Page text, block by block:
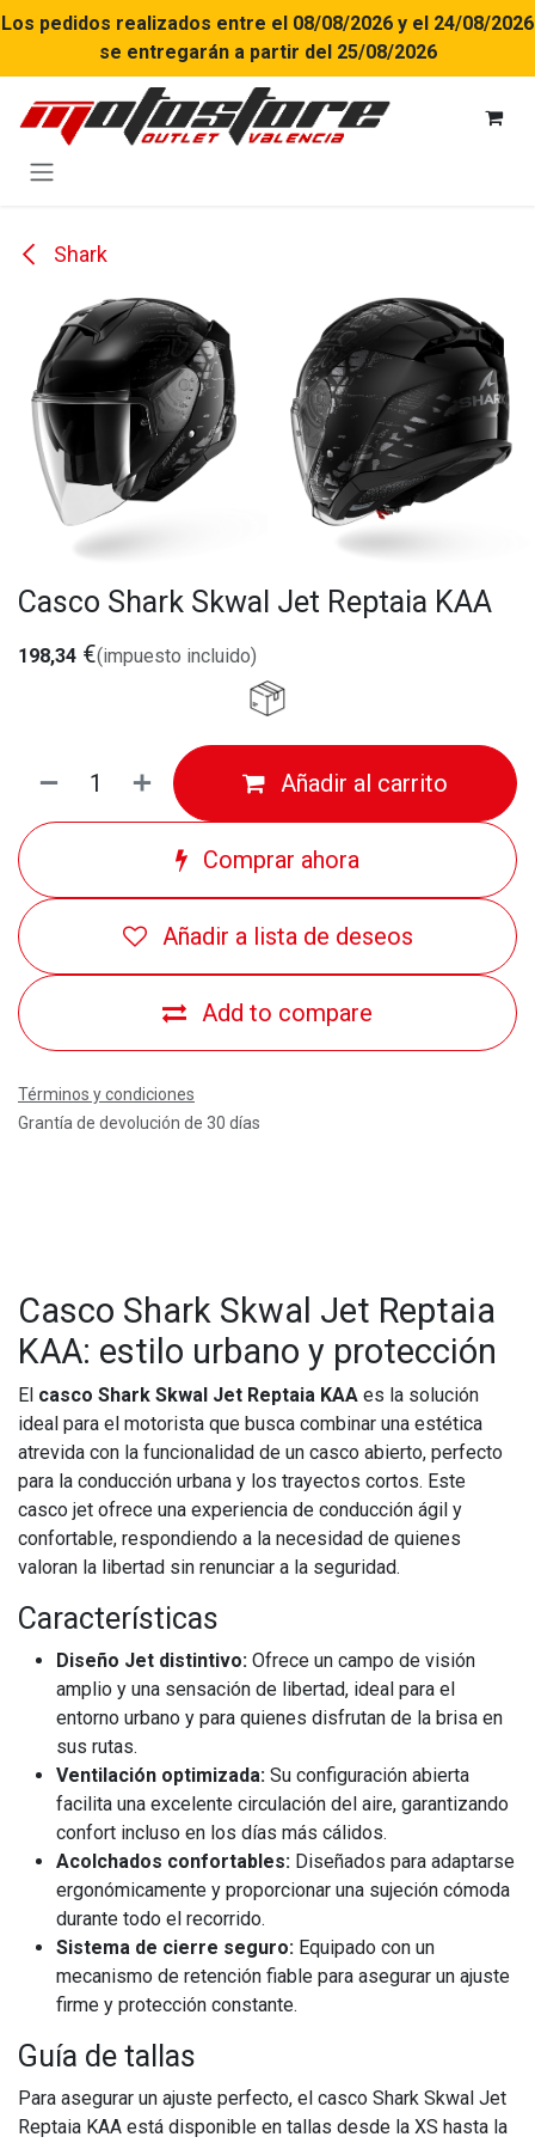
Ir al contenido
Los pedidos realizados entre el 08/08/2026 y el 24/08/2026
se entregarán a partir del 25/08/2026
Shark
Casco Shark Skwal Jet Reptaia KAA
198,34 €(impuesto incluido)
Añadir al carrito
Comprar ahora
Add to compare
Añadir a lista de deseos
Términos y condiciones
Grantía de devolución de 30 días
Casco Shark Skwal Jet Reptaia
KAA: estilo urbano y protección
El casco Shark Skwal Jet Reptaia KAA es la solución
ideal para el motorista que busca combinar una estética
atrevida con la funcionalidad de un casco abierto, perfecto
para la conducción urbana y los trayectos cortos. Este
casco jet ofrece una experiencia de conducción ágil y
confortable, respondiendo a la necesidad de quienes
valoran la libertad sin renunciar a la seguridad.
Características
Diseño Jet distintivo: Ofrece un campo de visión
amplio y una sensación de libertad, ideal para el
entorno urbano y para quienes disfrutan de la brisa en
sus rutas.
Ventilación optimizada: Su configuración abierta
facilita una excelente circulación del aire, garantizando
confort incluso en los días más cálidos.
Acolchados confortables: Diseñados para adaptarse
ergonómicamente y proporcionar una sujeción cómoda
durante todo el recorrido.
Sistema de cierre seguro: Equipado con un
mecanismo de retención fiable para asegurar un ajuste
firme y protección constante.
Guía de tallas
Para asegurar un ajuste perfecto, el casco Shark Skwal Jet
Reptaia KAA está disponible en tallas desde la XS hasta la